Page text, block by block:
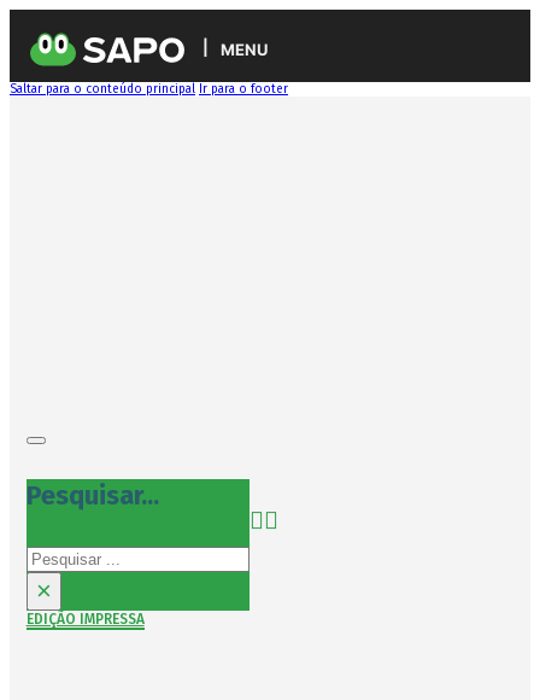
MENU
Saltar para o conteúdo principal Ir para o footer
Pesquisar...
Pesquisar
×
EDIÇÃO IMPRESSA